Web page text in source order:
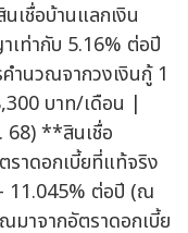
เชื่อบ้านแลกเงิน
ท่ากับ 5.16% ต่อปี
นวณจากวงเงินกู้ 1
บาท/เดือน |
**สินเชื่อ
ราดอกเบี้ยที่แท้จริง
11.045% ต่อปี (ณ
าจากอัตราดอกเบี้ย